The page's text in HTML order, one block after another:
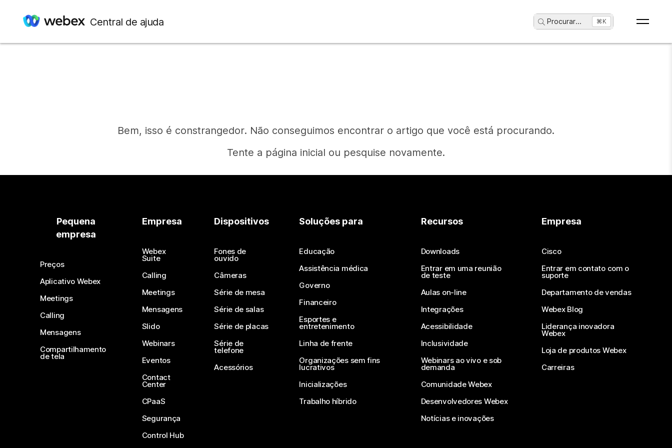
Central de ajuda Procurar... ⌘K
Bem, isso é constrangedor. Não conseguimos encontrar o artigo que você está procurando.
Tente a página inicial ou pesquise novamente.
Precisa de uma resposta?
Enviar uma pergunta
Pequena
empresa
Preços
Aplicativo Webex
Meetings
Calling
Mensagens
Compartilhamento
de tela
Empresa
Webex
Suite
Calling
Meetings
Mensagens
Slido
Webinars
Eventos
Contact
Center
CPaaS
Segurança
Control Hub
Dispositivos
Fones de
ouvido
Câmeras
Série de mesa
Série de salas
Série de placas
Série de
telefone
Acessórios
Soluções para
Educação
Assistência médica
Governo
Financeiro
Esportes e
entretenimento
Linha de frente
Organizações sem fins
lucrativos
Inicializações
Trabalho híbrido
Recursos
Downloads
Entrar em uma reunião
de teste
Aulas on-line
Integrações
Acessibilidade
Inclusividade
Webinars ao vivo e sob
demanda
Comunidade Webex
Desenvolvedores Webex
Notícias e inovações
Empresa
Cisco
Entrar em contato com o
suporte
Departamento de vendas
Webex Blog
Liderança inovadora
Webex
Loja de produtos Webex
Carreiras